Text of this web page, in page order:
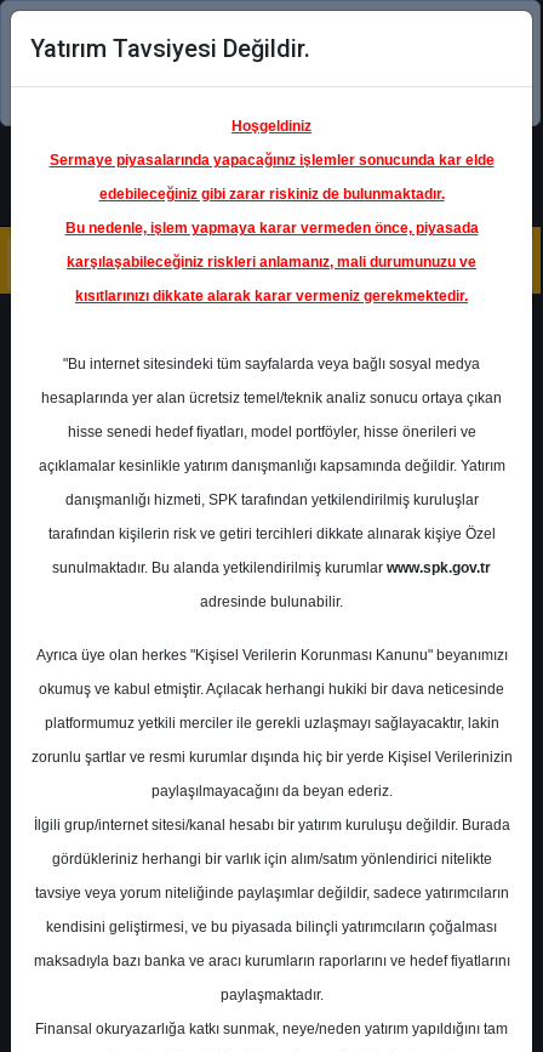
Şimdi uygulamayı indirin!
LOGO - LOGO YAZILIM SANAYİ
VE TİCARET A.Ş.
Hedef Fiyat 225.00 ₺
Getiri
%0.00
0
Get.
0
Salı, 12 Mayıs 2026
En Yüksek Tahmin 245,32 ₺
Ortalama Fiyat Tahmini 223,78 ₺
Ortalama Getiri Potansiyeli %65.52
Yatırım Tavsiyesi Değildir.
Hoşgeldiniz
Sermaye piyasalarında yapacağınız işlemler sonucunda kar elde
edebileceğiniz gibi zarar riskiniz de bulunmaktadır.
Bu nedenle, işlem yapmaya karar vermeden önce, piyasada
karşılaşabileceğiniz riskleri anlamanız, mali durumunuzu ve
kısıtlarınızı dikkate alarak karar vermeniz gerekmektedir.
"Bu internet sitesindeki tüm sayfalarda veya bağlı sosyal medya
hesaplarında yer alan ücretsiz temel/teknik analiz sonucu ortaya çıkan
hisse senedi hedef fiyatları, model portföyler, hisse önerileri ve
açıklamalar kesinlikle yatırım danışmanlığı kapsamında değildir. Yatırım
danışmanlığı hizmeti, SPK tarafından yetkilendirilmiş kuruluşlar
tarafından kişilerin risk ve getiri tercihleri dikkate alınarak kişiye Özel
sunulmaktadır. Bu alanda yetkilendirilmiş kurumlar www.spk.gov.tr
adresinde bulunabilir.
Ayrıca üye olan herkes "Kişisel Verilerin Korunması Kanunu" beyanımızı
okumuş ve kabul etmiştir. Açılacak herhangi hukiki bir dava neticesinde
platformumuz yetkili merciler ile gerekli uzlaşmayı sağlayacaktır, lakin
zorunlu şartlar ve resmi kurumlar dışında hiç bir yerde Kişisel Verilerinizin
paylaşılmayacağını da beyan ederiz.
İlgili grup/internet sitesi/kanal hesabı bir yatırım kuruluşu değildir. Burada
gördükleriniz herhangi bir varlık için alım/satım yönlendirici nitelikte
tavsiye veya yorum niteliğinde paylaşımlar değildir, sadece yatırımcıların
kendisini geliştirmesi, ve bu piyasada bilinçli yatırımcıların çoğalması
maksadıyla bazı banka ve aracı kurumların raporlarını ve hedef fiyatlarını
paylaşmaktadır.
Finansal okuryazarlığa katkı sunmak, neye/neden yatırım yapıldığını tam